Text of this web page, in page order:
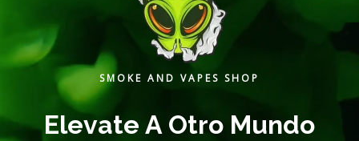
SMOKE AND VAPES SHOP
Elevate A Otro Mundo